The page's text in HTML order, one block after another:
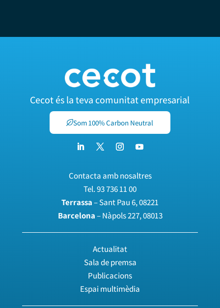
Cecot és la teva comunitat empresarial
Som 100% Carbon Neutral
Contacta amb nosaltres
Tel.93 736 11 00
Terrassa– Sant Pau 6, 08221
Barcelona– Nàpols 227, 08013
Actualitat
Sala de premsa
Publicacions
Espai multimèdia